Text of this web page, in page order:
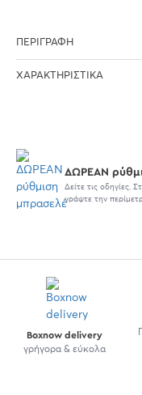
ΠΕΡΙΓΡΑΦΉ
ΧΑΡΑΚΤΗΡΙΣΤΙΚΆ
Boxnow delivery
γρήγορα & εύκολα
ΔΩΡΕΑΝ
Δείτε τις οδηγίες.
γράψτε την